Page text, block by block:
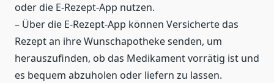
oder die E-Rezept-App nutzen.
– Über die E-Rezept-App können Versicherte das
Rezept an ihre Wunschapotheke senden, um
herauszufinden, ob das Medikament vorrätig ist und
es bequem abzuholen oder liefern zu lassen.